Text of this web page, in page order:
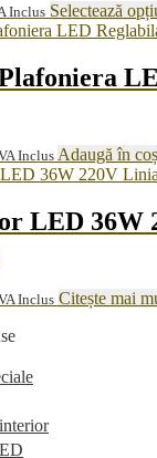
Inclus Selectează
Inclus Adaugă în coș
LED 36W
Inclus Citește mai